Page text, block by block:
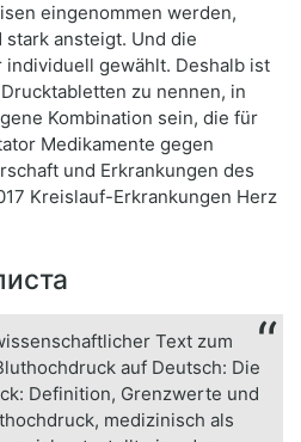
eingenommen werden,
ansteigt. Und die
gewählt. Deshalb ist
zu nennen, in
Kombination sein, die für
Medikamente gegen
und Erkrankungen des
Kreislauf-Erkrankungen Herz
Text zum
auf Deutsch: Die
Definition, Grenzwerte und
medizinisch als